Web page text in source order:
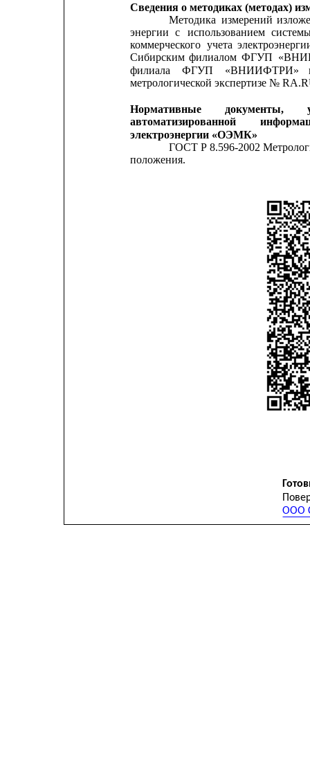
Сведения о методиках (методах)
Методика измерений
энергии с использованием
коммерческого учета
Сибирским филиалом ФГУП
филиала
ФГУП «ВНИИФТРИ»
метрологической экспертизе №
Нормативные документы,
автоматизированной
электроэнергии «ОЭМК»
ГОСТ Р 8.596-2002
положения.
ООО